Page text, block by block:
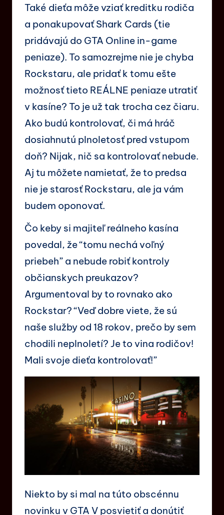
Také dieťa môže vziať kreditku rodiča
a ponakupovať Shark Cards (tie
pridávajú do GTA Online in-game
peniaze). To samozrejme nie je chyba
Rockstaru, ale pridať k tomu ešte
možnosť tieto REÁLNE peniaze utratiť
v kasíne? To je už tak trocha cez čiaru.
Ako budú kontrolovať, či má hráč
dosiahnutú plnoletosť pred vstupom
doň? Nijak, nič sa kontrolovať nebude.
Aj tu môžete namietať, že to predsa
nie je starosť Rockstaru, ale ja vám
budem oponovať.
Čo keby si majiteľ reálneho kasína
povedal, že “tomu nechá voľný
priebeh” a nebude robiť kontroly
občianskych preukazov?
Argumentoval by to rovnako ako
Rockstar? “Veď dobre viete, že sú
naše služby od 18 rokov, prečo by sem
chodili neplnoletí? Je to vina rodičov!
Mali svoje dieťa kontrolovať!”
Niekto by si mal na túto obscénnu
novinku v GTA V posvietiť a donútiť